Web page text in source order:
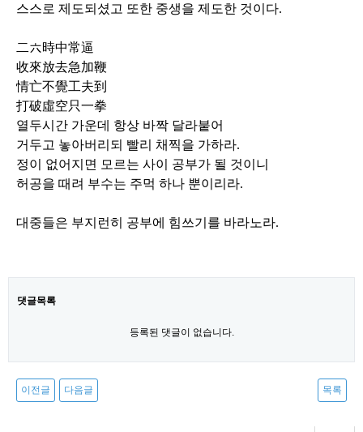
스스로 제도되셨고 또한 중생을 제도한 것이다.
二六時中常逼
收來放去急加鞭
情亡不覺工夫到
打破虛空只一拳
열두시간 가운데 항상 바짝 달라붙어
거두고 놓아버리되 빨리 채찍을 가하라.
정이 없어지면 모르는 사이 공부가 될 것이니
허공을 때려 부수는 주먹 하나 뿐이리라.
대중들은 부지런히 공부에 힘쓰기를 바라노라.
댓글목록
등록된 댓글이 없습니다.
이전글 다음글 목록